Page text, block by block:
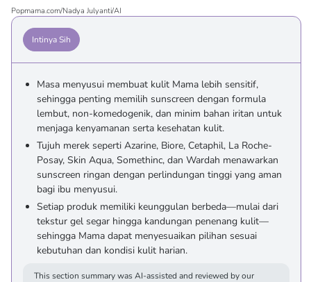
Popmama.com/Nadya Julyanti/AI
Intinya Sih
Masa menyusui membuat kulit Mama lebih sensitif,
sehingga penting memilih sunscreen dengan formula
lembut, non-komedogenik, dan minim bahan iritan untuk
menjaga kenyamanan serta kesehatan kulit.
Tujuh merek seperti Azarine, Biore, Cetaphil, La Roche-
Posay, Skin Aqua, Somethinc, dan Wardah menawarkan
sunscreen ringan dengan perlindungan tinggi yang aman
bagi ibu menyusui.
Setiap produk memiliki keunggulan berbeda—mulai dari
tekstur gel segar hingga kandungan penenang kulit—
sehingga Mama dapat menyesuaikan pilihan sesuai
kebutuhan dan kondisi kulit harian.
This section summary was AI-assisted and reviewed by our